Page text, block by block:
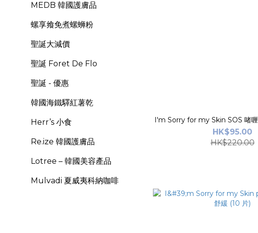
MEDB 韓國護膚品
螺享飨免煮螺蛳粉
聖誕大減價
聖誕 Foret De Flo
聖誕 - 優惠
韓國海鐵驛紅薯乾
Herr’s 小食
Re.ize 韓國護膚品
Lotree – 韓國美容產品
Mulvadi 夏威夷科納咖啡
HK$95.00
HK$220.00